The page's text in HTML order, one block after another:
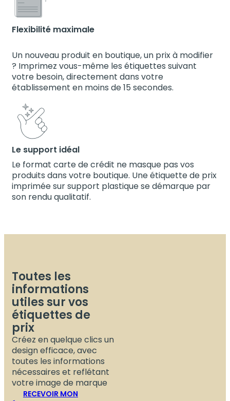
Flexibilité maximale
Un nouveau produit en boutique, un prix à modifier
? Imprimez vous-même les étiquettes suivant
votre besoin, directement dans votre
établissement en moins de 15 secondes.
Le support idéal
Le format carte de crédit ne masque pas vos
produits dans votre boutique. Une étiquette de prix
imprimée sur support plastique se démarque par
son rendu qualitatif.
Toutes les
informations
utiles sur vos
étiquettes de
prix
Créez en quelque clics un
design efficace, avec
toutes les informations
nécessaires et reflétant
votre image de marque
RECEVOIR MON